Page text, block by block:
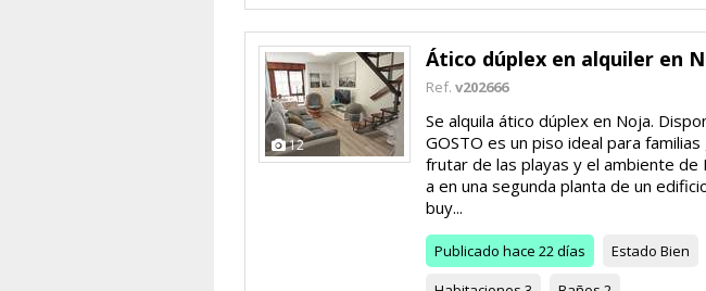
12
Ático dúplex en alquiler en
Ref. v202666
Se alquila ático dúplex en Noja.
GOSTO es un piso ideal para
frutar de las playas y el ambiente de
a en una segunda planta de un
buy...
Publicado hace 22 días Estado Bien